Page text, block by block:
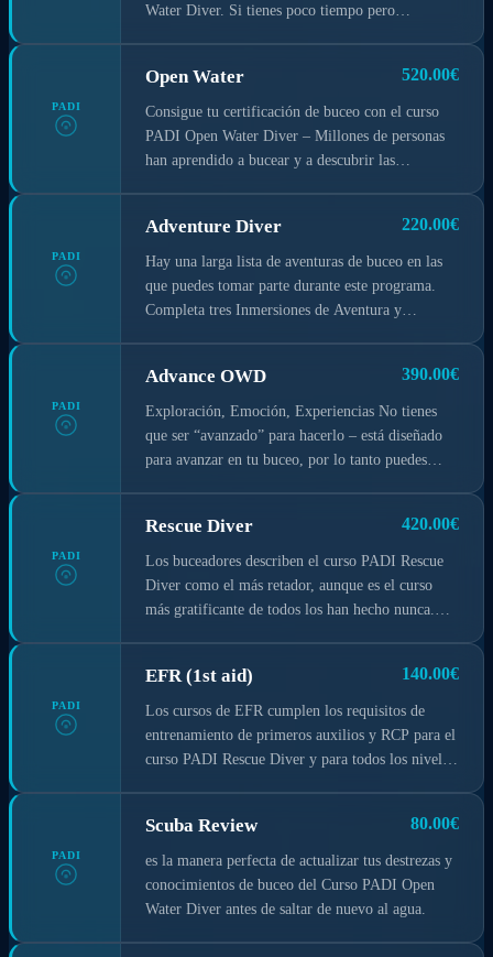
Water Diver. Si tienes poco tiempo pero
particularmente si esperas bucear principalmente
con un guía de buceo. Este curso es un paso
intermedio para conseguir una certificación de
Open Water Diver, si ese es tu objetivo final.
PADI
Open Water 520.00€
Consigue tu certificación de buceo con el curso
PADI Open Water Diver – Millones de personas
han aprendido a bucear y a descubrir las
Water Diver (o Junior Open Water Diver), debes
tener 10 o más años de edad . Necesitas técnicas
de natación adecuadas y estar en buen estado
físico de salud. No es necesaria experiencia previa
PADI
Adventure Diver 220.00€
Hay una larga lista de aventuras de buceo en las
que puedes tomar parte durante este programa.
Completa tres Inmersiones de Aventura y
PADI
Advance OWD 390.00€
Exploración, Emoción, Experiencias No tienes
que ser “avanzado” para hacerlo – está diseñado
para avanzar en tu buceo, por lo tanto puedes
ayuda a construir confianza y a ampliar tus
destrezas de buceo a través de diferentes
Inmersiones de Aventura. Pruebas distintas
especialidades mientras ganas experiencia bajo la
PADI
Rescue Diver 420.00€
Los buceadores describen el curso PADI Rescue
Diver como el más retador, aunque es el curso
más gratificante de todos los han hecho nunca.
buceador más confiado con tus destrezas, sabiendo
que puedes ayudar a otros si lo necesitan. Durante
el curso, aprendes a convertirte en mejor
compañero practicando técnicas de resolución de
PADI
EFR (1st aid) 140.00€
Los cursos de EFR cumplen los requisitos de
entrenamiento de primeros auxilios y RCP para el
curso PADI Rescue Diver y para todos los niveles
PADI
Scuba Review 80.00€
es la manera perfecta de actualizar tus destrezas y
conocimientos de buceo del Curso PADI Open
Water Diver antes de saltar de nuevo al agua.